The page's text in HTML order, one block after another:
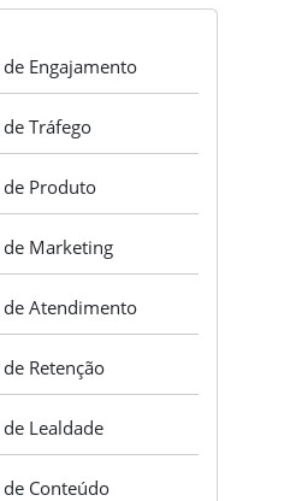
Engajamento
Tráfego
de Produto
de Marketing
de Atendimento
Retenção
Lealdade
Conteúdo